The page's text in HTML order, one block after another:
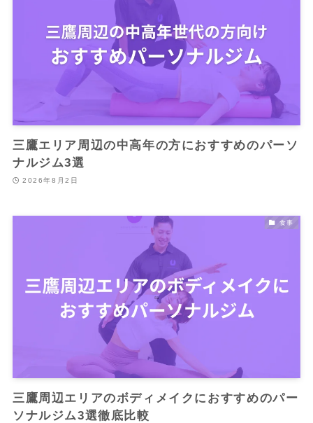
三鷹エリア周辺の中高年の方におすすめのパーソ
ナルジム3選
2026年8月2日
食事
三鷹周辺エリアのボディメイクにおすすめのパー
ソナルジム3選徹底比較